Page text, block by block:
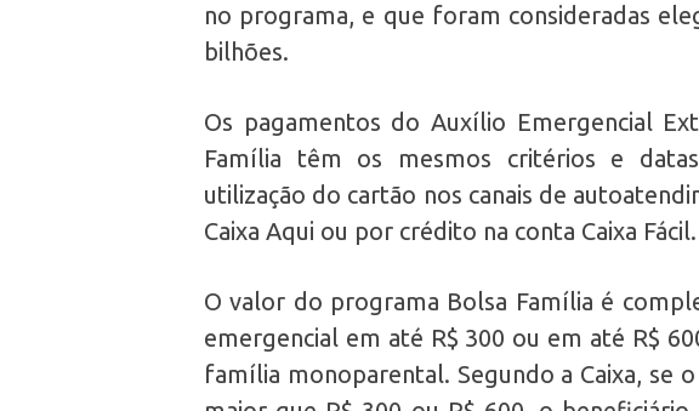
no programa, e que foram consideradas
bilhões.
Os pagamentos do Auxílio Emergencial
Família têm os mesmos critérios e
utilização do cartão nos canais de
Caixa Aqui ou por crédito na conta Caixa Fácil.
O valor do programa Bolsa Família é
emergencial em até R$ 300 ou em até R$
família monoparental. Segundo a Caixa, se